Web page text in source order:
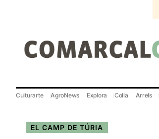
Culturarte AgroNews Explora Colla Arrels
EL CAMP DE TÚRIA